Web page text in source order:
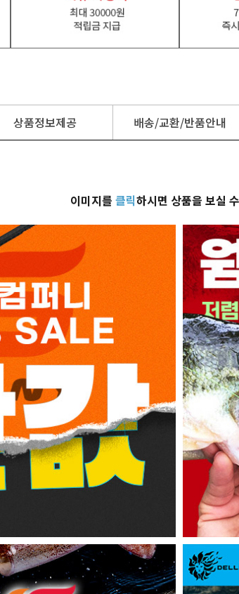
상품정보제공 배송/교환/반품안내
이미지를 클릭하시면 상품을 보실